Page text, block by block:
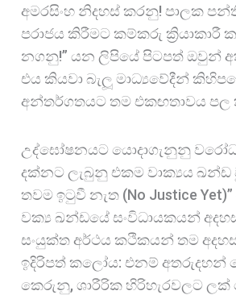
අමරසිංහ නිදහස් කරනු! පාලක
පරාජය කිරීමට කම්කරු ක්‍රියාකාරී
නගනු!” යන ලිපියේ පිටපත් ඔවුන්
එය කියවා බැලූ මාධ්‍යවේදීන්
අන්තර්ගතයට තම එකඟතාවය
උද්ඝෝෂනයට යොදාගැනුනු
දක්නට ලැබුනු එකම වාක්‍යය ඛන්ඩ
තවම ඉටුවී නැත (No Justice
වක්‍ය ඛන්ඩයේ සංවිධායකයන්
සංයුක්ත අර්ථය කථිකයන් තම
ඉදිරිපත් කලෝය: එනම් අතරුදහන්
කෙරුනු, ශාරීරික හිරිහැරවලට